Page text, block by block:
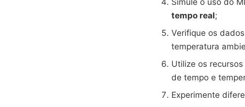
Simule o uso do
tempo real;
Verifique os
temperatura
Utilize os
de tempo e
Experimente